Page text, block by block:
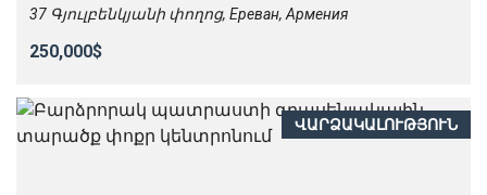
37 Գյուլբենկյանի փողոց, Ереван, Армения
250,000$
ՎԱՐՁԱԿԱԼՈՒԹՅՈՒՆ